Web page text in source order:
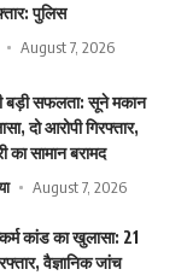
पुलिस
August 7, 2026
बड़ी सफलता: सूने मकान
दो आरोपी गिरफ्तार,
का सामान बरामद
August 7, 2026
कांड का खुलासा: 21
वैज्ञानिक जांच